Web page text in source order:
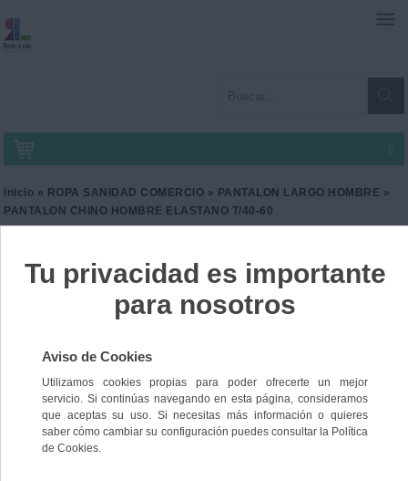
0
Inicio » ROPA SANIDAD COMERCIO » PANTALON LARGO HOMBRE »
PANTALON CHINO HOMBRE ELASTANO T/40-60
PANTALON CHINO
HOMBRE ELASTANO T/40-
60
54,90 €
Color